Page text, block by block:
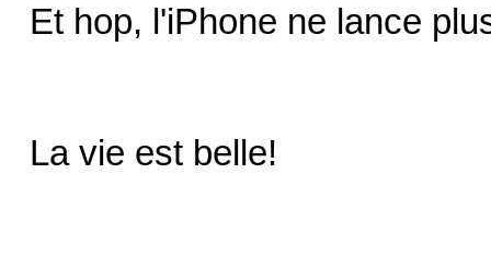
Et hop, l'iPhone ne lance
La vie est belle!